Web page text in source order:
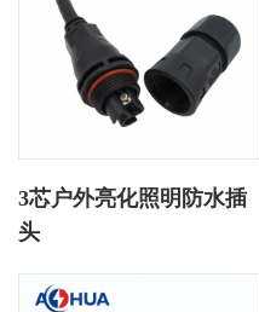
3芯户外亮化照明防水插
头